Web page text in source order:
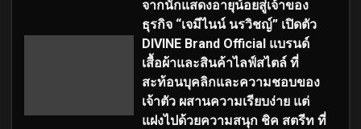
จากนักแสดงอายุน้อยสู่เจ้าของ
ธุรกิจ “เจมีไนน์ นรวิชญ์” เปิดตัว
DIVINE Brand Official แบรนด์
เสื้อผ้าและสินค้าไลฟ์สไตล์ ที่
สะท้อนบุคลิกและความชอบของ
เจ้าตัว ผสานความเรียบง่าย แต่
แฝงไปด้วยความสนุก ชิค สตรีท ที่